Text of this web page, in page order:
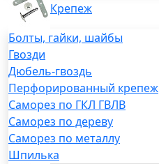
Крепеж
Болты, гайки, шайбы
Гвозди
Дюбель-гвоздь
Перфорированный крепеж
Саморез по ГКЛ ГВЛВ
Саморез по дереву
Саморез по металлу
Шпилька